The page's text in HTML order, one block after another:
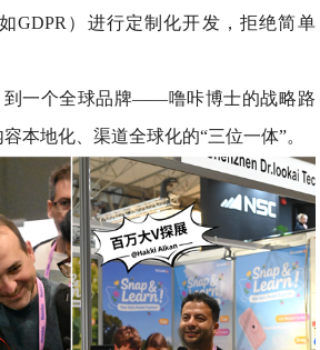
GDPR）进行定制化开发，拒绝简单
到一个全球品牌——噜咔博士的战略路
本地化、渠道全球化的“三位一体”。